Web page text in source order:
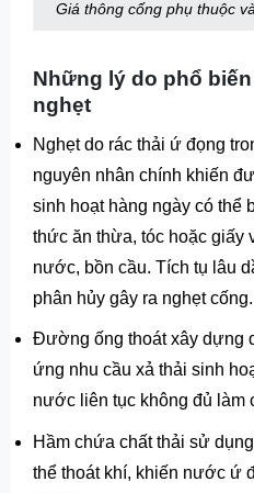
Giá thông cống phụ thuộc
Những lý do phổ
nghẹt
Nghẹt do rác thải ứ đọng
nguyên nhân chính khiến
sinh hoạt hàng ngày có thể
thức ăn thừa, tóc hoặc giấy
nước, bồn cầu. Tích tụ lâu
phân hủy gây ra nghẹt cống.
Đường ống thoát xây dựng
ứng nhu cầu xả thải sinh
nước liên tục không đủ làm
Hầm chứa chất thải sử
thể thoát khí, khiến nước ứ